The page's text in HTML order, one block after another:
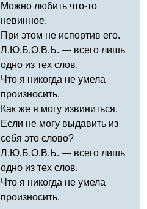
Можно любить что-то
невинное,
При этом не испортив его.
Л.Ю.Б.О.В.Ь. — всего лишь
одно из тех слов,
Что я никогда не умела
произносить.
Как же я могу извиниться,
Если не могу выдавить из
себя это слово?
Л.Ю.Б.О.В.Ь. — всего лишь
одно из тех слов,
Что я никогда не умела
произносить.